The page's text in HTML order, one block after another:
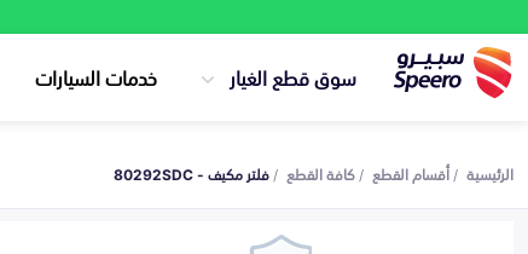
سوق قطع الغيار خدمات السيارات
الرئيسية أقسام القطع كافة القطع فلتر مكيف - 80292SDC